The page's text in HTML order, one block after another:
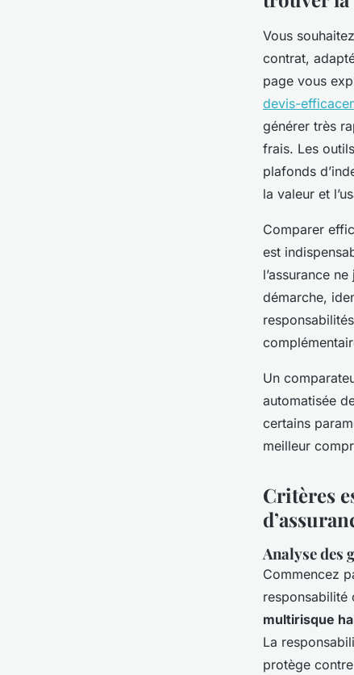
Vous
contrat,
page vous
devis-
générer très
frais. Les
plafonds
la valeur et
Comparer
est
l’assurance
démarche,
Un
automatisée
certains
meilleur
Critères
Analyse des
Commencez
responsabilité
multirisque
La
protège